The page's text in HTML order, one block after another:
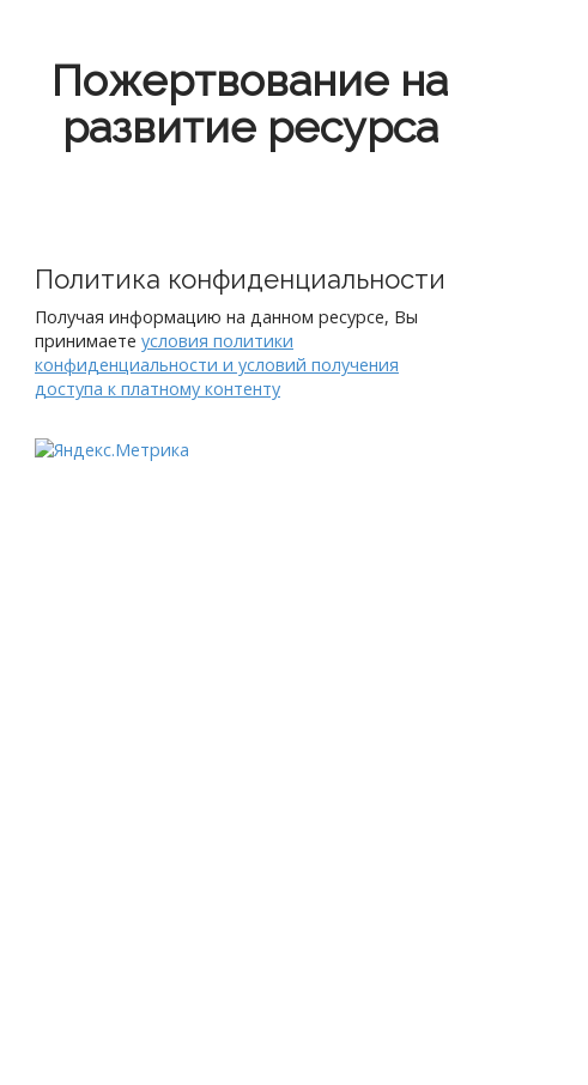
Пожертвование на
развитие ресурса
Политика конфиденциальности
Получая информацию на данном ресурсе, Вы
принимаете условия политики
конфиденциальности и условий получения
доступа к платному контенту